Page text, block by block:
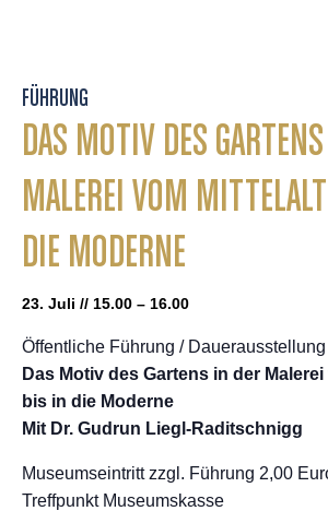
FÜHRUNG
DAS MOTIV DES
MALEREI VOM
DIE MODERNE
23. Juli // 15.00 – 16.00
Öffentliche Führung / Dauerausstellung
Das Motiv des Gartens in der
bis in die Moderne
Mit Dr. Gudrun Liegl-Raditschnigg
Museumseintritt zzgl. Führung 2,00
Treffpunkt Museumskasse